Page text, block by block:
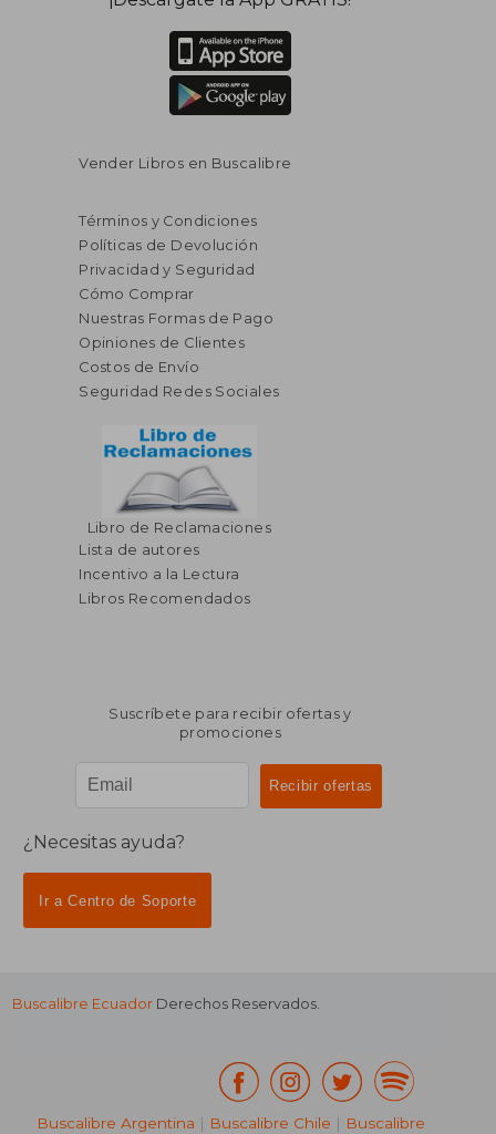
$ 313.90
$ 172.65
Vender Libros en Buscalibre
Términos y Condiciones
Políticas de Devolución
Privacidad y Seguridad
Cómo Comprar
Nuestras Formas de Pago
Opiniones de Clientes
Costos de Envío
Seguridad Redes Sociales
Libro de Reclamaciones
Lista de autores
Incentivo a la Lectura
Libros Recomendados
Suscríbete para recibir ofertas y
promociones
¿Necesitas ayuda?
Ir a Centro de Soporte
Buscalibre Ecuador Derechos Reservados.
Buscalibre Argentina | Buscalibre Chile | Buscalibre